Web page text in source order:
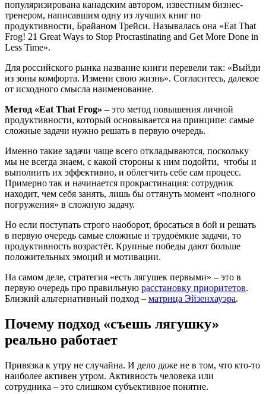
популяризирована канадским автором, известным бизнес-
тренером, написавшим одну из лучших книг по
продуктивности, Брайаном Трейси. Называлась она «Eat That
Frog! 21 Great Ways to Stop Procrastinating and Get More Done in
Less Time».
Для российского рынка название книги перевели так: «Выйди
из зоны комфорта. Измени свою жизнь». Согласитесь, далекое
от исходного смысла наименование.
Метод «Eat That Frog» – это метод повышения личной
продуктивности, который основывается на принципе: самые
сложные задачи нужно решать в первую очередь.
Именно такие задачи чаще всего откладываются, поскольку
мы не всегда знаем, с какой стороны к ним подойти, чтобы и
выполнить их эффективно, и облегчить себе сам процесс.
Примерно так и начинается прокрастинация: сотрудник
находит, чем себя занять, лишь бы оттянуть момент «полного
погружения» в сложную задачу.
Но если поступать строго наоборот, бросаться в бой и решать
в первую очередь самые сложные и трудоёмкие задачи, то
продуктивность возрастёт. Крупные победы дают больше
положительных эмоций и мотивации.
На самом деле, стратегия «есть лягушек первыми» – это в
первую очередь про правильную расстановку приоритетов.
Близкий альтернативный подход – матрица Эйзенхауэра.
Почему подход «съешь лягушку»
реально работает
Привязка к утру не случайна. И дело даже не в том, что кто-то
наиболее активен утром. Активность человека или
сотрудника – это слишком субъективное понятие.